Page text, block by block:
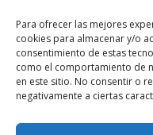
Para ofrecer las mejores
cookies para almacenar y/o
consentimiento de estas
como el comportamiento de
en este sitio. No consentir o
negativamente a ciertas
46021 Valencia
96 339 36 00